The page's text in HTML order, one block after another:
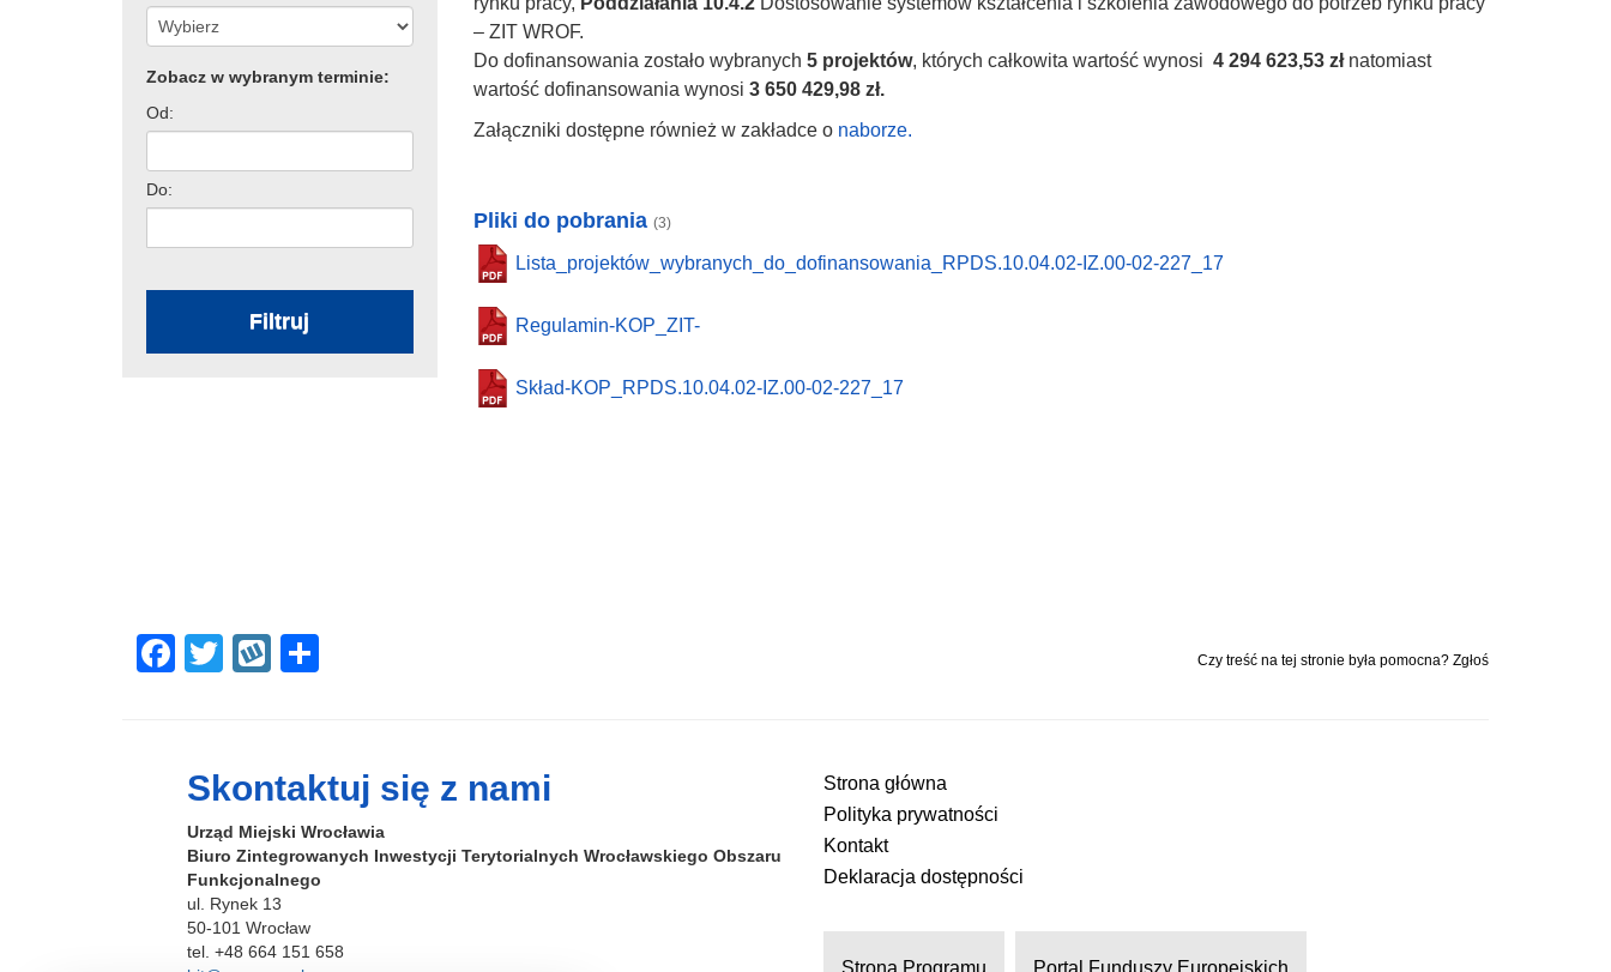
Zobacz w wybranym terminie:
Od:
Do:
Filtruj
– ZIT WROF.
Do dofinansowania zostało wybranych 5 projektów, których całkowita wartość wynosi 4 294 623,53 złnatomiast
wartość dofinansowania wynosi 3 650 429,98 zł.
Załączniki dostępne również w zakładce o naborze.
F
e
b
o
o
k
T
W
p
e
Pliki do pobrania (3)
Lista_projektów_wybranych_do_dofinansowania_RPDS.10.04.02-IZ.00-02-227_17
Regulamin-KOP_ZIT-
Skład-KOP_RPDS.10.04.02-IZ.00-02-227_17
Czy treść na tej stronie była pomocna? Zgłoś
Skontaktuj się z nami
Urząd Miejski Wrocławia
Biuro Zintegrowanych Inwestycji Terytorialnych Wrocławskiego Obszaru
Funkcjonalnego
ul. Rynek 13
50-101 Wrocław
tel. +48 664 151 658
Strona główna
Polityka prywatności
Kontakt
Deklaracja dostępności
Strona Programu Portal Funduszy Europejskich